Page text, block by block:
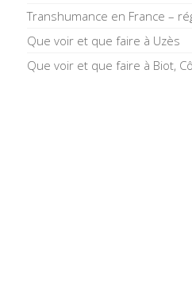
Transhumance en France –
Que voir et que faire à Uzès
Que voir et que faire à Biot,